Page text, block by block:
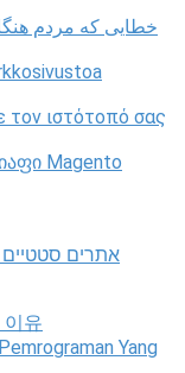
τον ιστότοπό σας
Magento
אתרים סטטיים
유
Yang